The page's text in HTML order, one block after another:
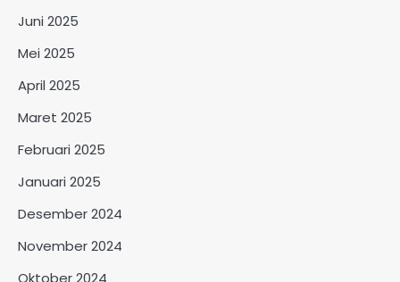
Juni 2025
Mei 2025
April 2025
Maret 2025
Februari 2025
Januari 2025
Desember 2024
November 2024
Oktober 2024